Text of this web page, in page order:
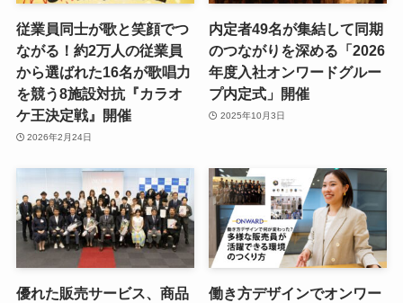
従業員同士が歌と笑顔でつ
ながる！約2万人の従業員
から選ばれた16名が歌唱力
を競う8施設対抗『カラオ
ケ王決定戦』開催
2026年2月24日
内定者49名が集結して同期
のつながりを深める「2026
年度入社オンワードグルー
プ内定式」開催
2025年10月3日
優れた販売サービス、商品
働き方デザインでオンワー